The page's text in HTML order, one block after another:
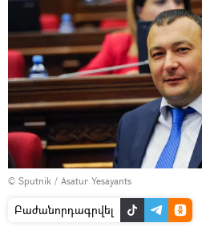
© Sputnik / Asatur Yesayants
Բաժանորդագրվել